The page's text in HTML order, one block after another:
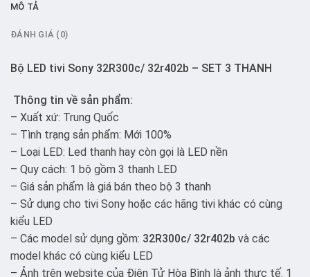
MÔ TẢ
ĐÁNH GIÁ (0)
Bộ LED tivi Sony 32R300c/ 32r402b – SET 3 THANH
Thông tin về sản phẩm:
– Xuất xứ: Trung Quốc
– Tình trạng sản phẩm: Mới 100%
– Loại LED: Led thanh hay còn gọi là LED nền
– Quy cách: 1 bộ gồm 3 thanh LED
– Giá sản phẩm là giá bán theo bộ 3 thanh
– Sử dụng cho tivi Sony hoặc các hãng tivi khác có cùng
kiểu LED
– Các model sử dụng gồm: 32R300c/ 32r402b và các
model khác có cùng kiểu LED
– Ảnh trên website của Điện Tử Hòa Bình là ảnh thực tế. 1